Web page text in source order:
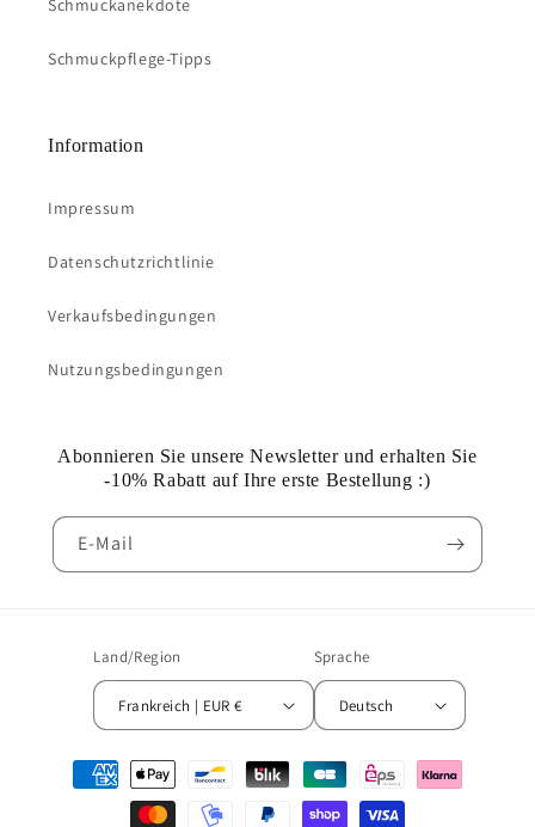
Schmuckanekdote
Schmuckpflege-Tipps
Information
Impressum
Datenschutzrichtlinie
Verkaufsbedingungen
Nutzungsbedingungen
Abonnieren Sie unsere Newsletter und erhalten Sie
-10% Rabatt auf Ihre erste Bestellung :)
E-Mail
Land/Region
Frankreich | EUR €
Sprache
Deutsch
Zahlungsmethoden